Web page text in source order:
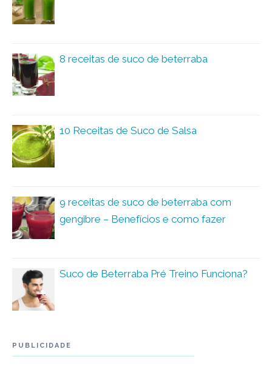
8 receitas de suco de beterraba
10 Receitas de Suco de Salsa
9 receitas de suco de beterraba com
gengibre – Benefícios e como fazer
Suco de Beterraba Pré Treino Funciona?
PUBLICIDADE